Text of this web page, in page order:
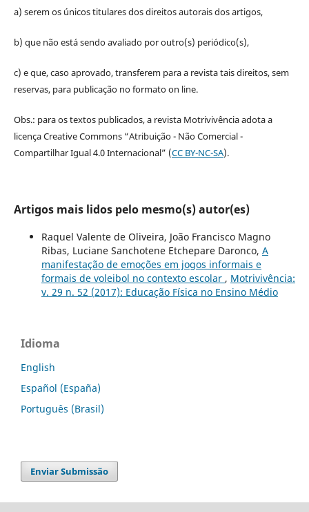
a) serem os únicos titulares dos direitos autorais dos artigos,
b) que não está sendo avaliado por outro(s) periódico(s),
c) e que, caso aprovado, transferem para a revista tais direitos, sem
reservas, para publicação no formato on line.
Obs.: para os textos publicados, a revista Motrivivência adota a
licença Creative Commons “Atribuição - Não Comercial -
Compartilhar Igual 4.0 Internacional” (CC BY-NC-SA).
Artigos mais lidos pelo mesmo(s) autor(es)
Raquel Valente de Oliveira, João Francisco Magno
Ribas, Luciane Sanchotene Etchepare Daronco, A
manifestação de emoções em jogos informais e
formais de voleibol no contexto escolar , Motrivivência:
v. 29 n. 52 (2017): Educação Física no Ensino Médio
Idioma
English
Español (España)
Português (Brasil)
Enviar Submissão